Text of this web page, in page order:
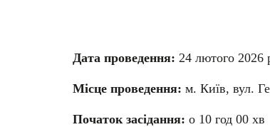
Дата проведення: 24 лютого 2026
Місце проведення: м. Київ, вул.
Початок засідання: о 10 год 00 хв